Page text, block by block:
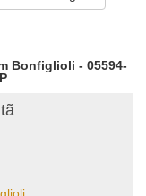
Bonfiglioli - 05594-